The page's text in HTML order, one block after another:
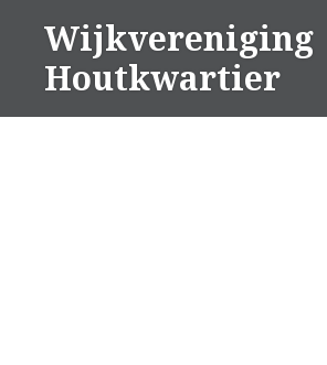
inhoud
Wijkvereniging
Houtkwartier